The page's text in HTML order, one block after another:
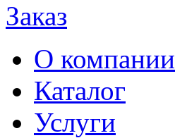
Заказ
О компании
Каталог
Услуги